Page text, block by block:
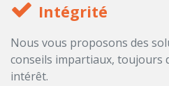
Intégrité
Nous vous proposons des
conseils impartiaux, toujours
intérêt.